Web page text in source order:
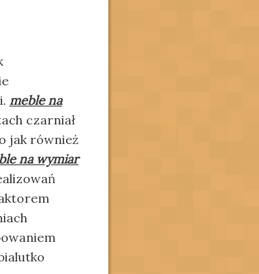
meble na
czarniał
jak również
na wymiar